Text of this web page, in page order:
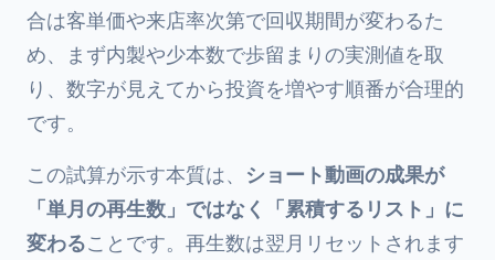
合は客単価や来店率次第で回収期間が変わるた
め、まず内製や少本数で歩留まりの実測値を取
り、数字が見えてから投資を増やす順番が合理的
です。
この試算が示す本質は、 ショート動画の成果が
「単月の再生数」ではなく「累積するリスト」に
変わることです。再生数は翌月リセットされます